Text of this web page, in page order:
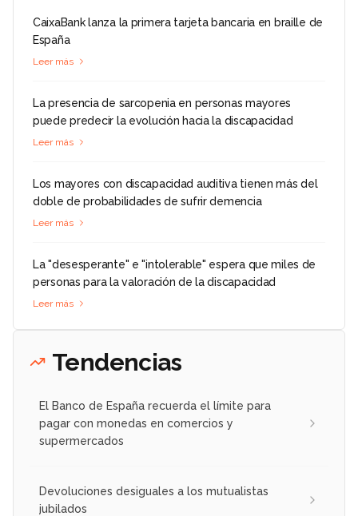
CaixaBank lanza la primera tarjeta bancaria en braille de
España
Leer más
La presencia de sarcopenia en personas mayores
puede predecir la evolución hacia la discapacidad
Leer más
Los mayores con discapacidad auditiva tienen más del
doble de probabilidades de sufrir demencia
Leer más
La "desesperante" e "intolerable" espera que miles de
personas para la valoración de la discapacidad
Leer más
Tendencias
El Banco de España recuerda el límite para
pagar con monedas en comercios y
supermercados
Devoluciones desiguales a los mutualistas
jubilados